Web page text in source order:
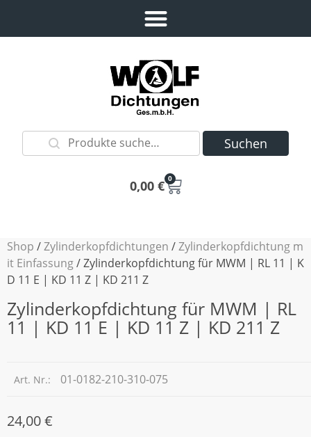
Suchen
0,00 € 0
Shop /Zylinderkopfdichtungen /Zylinderkopfdichtung m
it Einfassung/ Zylinderkopfdichtung für MWM | RL 11 | K
D 11 E | KD 11 Z | KD 211 Z
Zylinderkopfdichtung für MWM | RL
11 | KD 11 E | KD 11 Z | KD 211 Z
Art. Nr.: 01-0182-210-310-075
24,00€